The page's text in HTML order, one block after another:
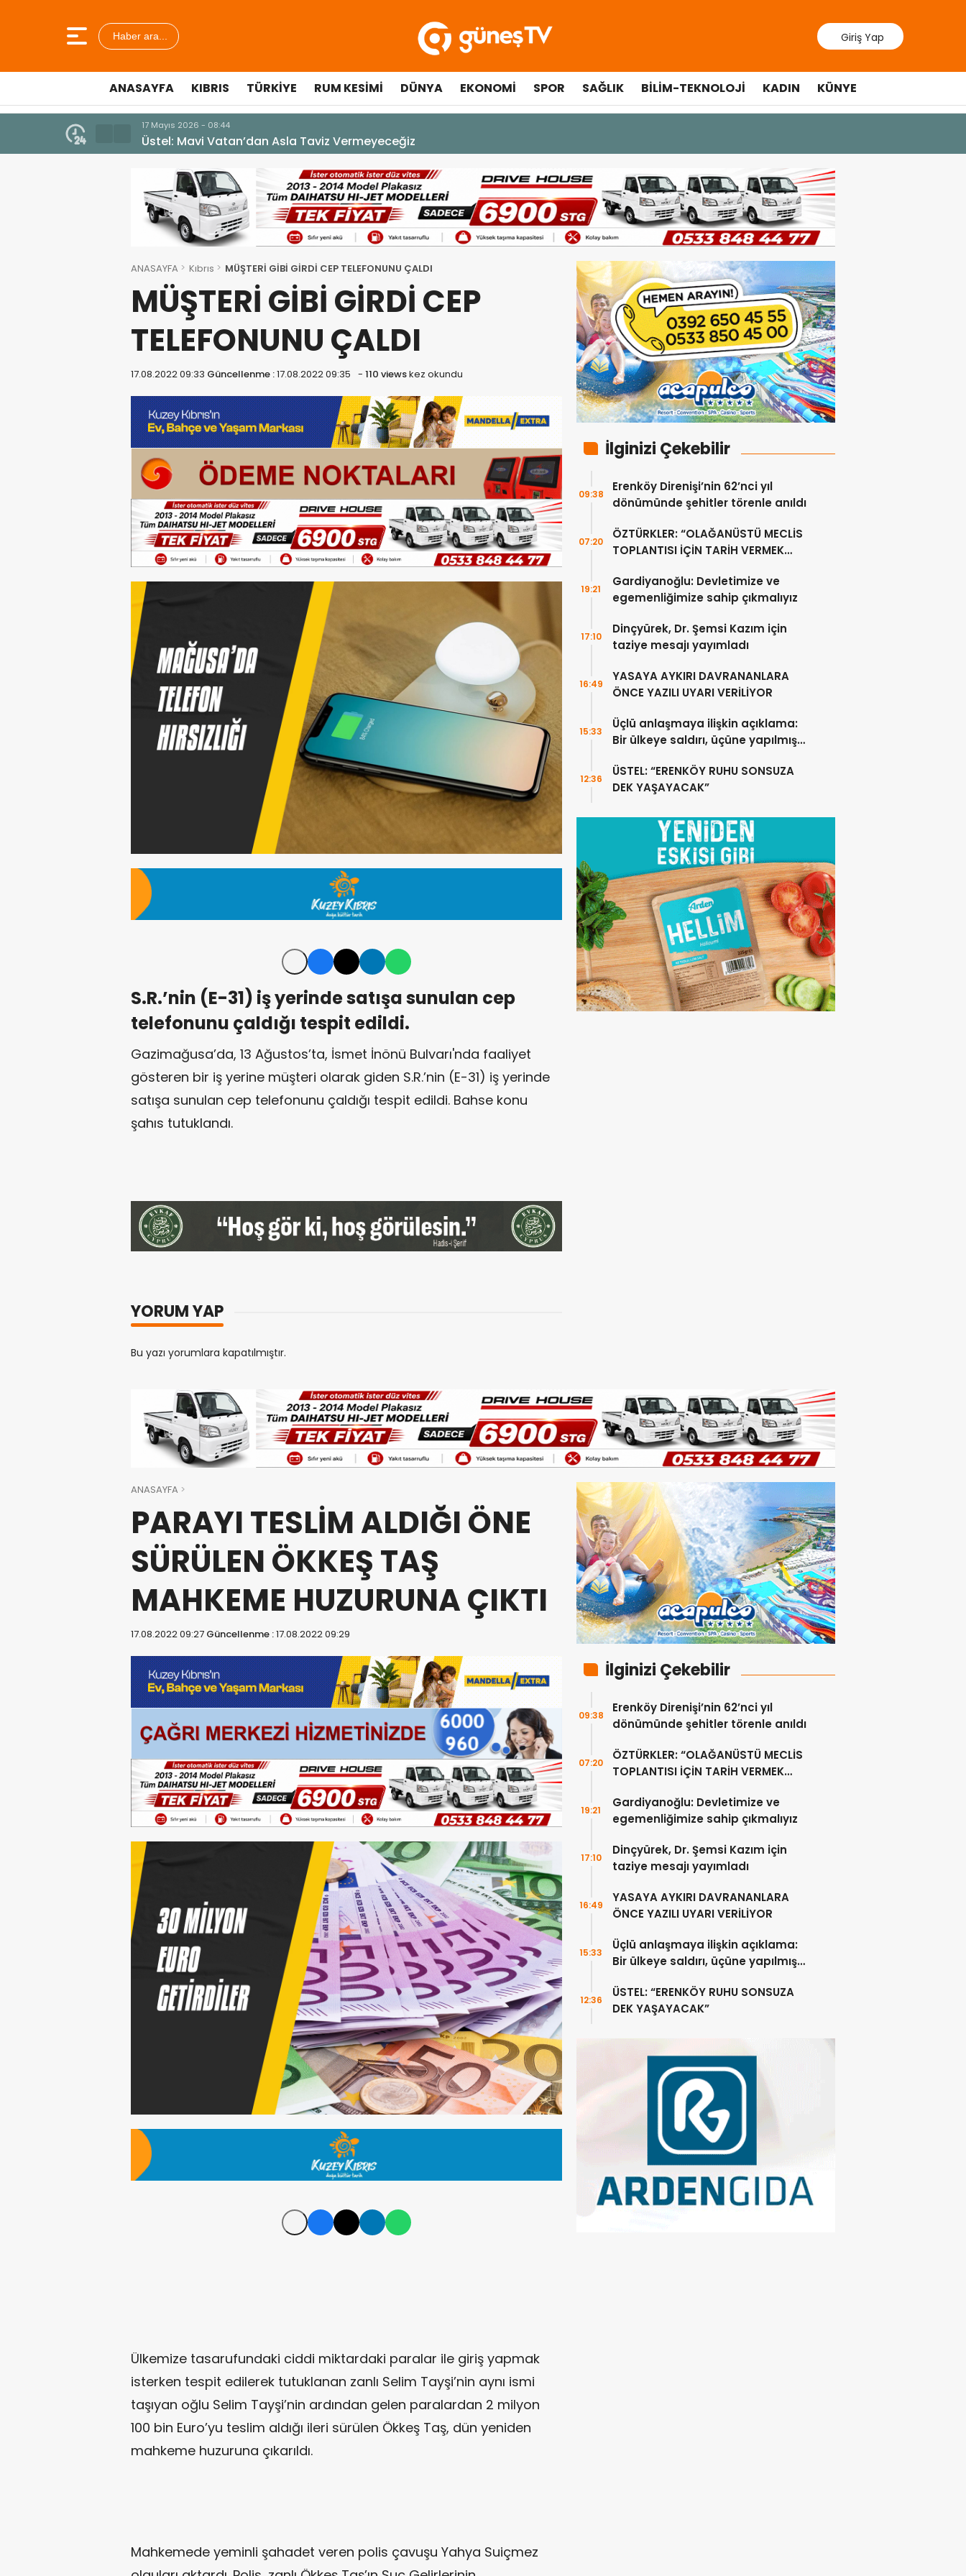
Haber ara... Giriş Yap
ANASAYFA KIBRIS TÜRKIYE RUM KESIMI DÜNYA EKONOMI SPOR SAĞLIK BILIM-TEKNOLOJI KADIN KÜNYE
7 Ağustos 2026 - 12:36
ÜSTEL: “ERENKÖY RUHU SONSUZA DEK YAŞAYACAK”
ANASAYFA Kıbrıs MÜŞTERİ GİBİ GİRDİ CEP TELEFONUNU ÇALDI
MÜŞTERİ GİBİ GİRDİ CEP
TELEFONUNU ÇALDI
17.08.2022 09:33 Güncellenme :17.08.2022 09:35 - 110 viewskez okundu
S.R.’nin (E-31) iş yerinde satışa sunulan cep
telefonunu çaldığı tespit edildi.
Gazimağusa’da, 13 Ağustos’ta, İsmet İnönü Bulvarı'nda faaliyet
gösteren bir iş yerine müşteri olarak giden S.R.’nin (E-31) iş yerinde
satışa sunulan cep telefonunu çaldığı tespit edildi. Bahse konu
şahıs tutuklandı.
YORUM YAP
Bu yazı yorumlara kapatılmıştır.
İlginizi Çekebilir
Erenköy Direnişi’nin 62’nci yıl
dönümünde şehitler törenle anıldı
09:38
ÖZTÜRKLER: “OLAĞANÜSTÜ MECLİS
TOPLANTISI İÇİN TARİH VERMEK
07:20
Gardiyanoğlu: Devletimize ve
egemenliğimize sahip çıkmalıyız
19:21
Dinçyürek, Dr. Şemsi Kazım için
taziye mesajı yayımladı
17:10
YASAYA AYKIRI DAVRANANLARA
ÖNCE YAZILI UYARI VERİLİYOR
16:49
Üçlü anlaşmaya ilişkin açıklama:
Bir ülkeye saldırı, üçüne yapılmış
15:33
ÜSTEL: “ERENKÖY RUHU SONSUZA
DEK YAŞAYACAK”
12:36
ANASAYFA
PARAYI TESLİM ALDIĞI ÖNE
SÜRÜLEN ÖKKEŞ TAŞ
MAHKEME HUZURUNA ÇIKTI
17.08.2022 09:27 Güncellenme :17.08.2022 09:29
Ülkemize tasarufundaki ciddi miktardaki paralar ile giriş yapmak
isterken tespit edilerek tutuklanan zanlı Selim Tayşi’nin aynı ismi
taşıyan oğlu Selim Tayşi’nin ardından gelen paralardan 2 milyon
100 bin Euro’yu teslim aldığı ileri sürülen Ökkeş Taş, dün yeniden
mahkeme huzuruna çıkarıldı.
Mahkemede yeminli şahadet veren polis çavuşu Yahya Suiçmez
İlginizi Çekebilir
Erenköy Direnişi’nin 62’nci yıl
dönümünde şehitler törenle anıldı
09:38
ÖZTÜRKLER: “OLAĞANÜSTÜ MECLİS
TOPLANTISI İÇİN TARİH VERMEK
07:20
Gardiyanoğlu: Devletimize ve
egemenliğimize sahip çıkmalıyız
19:21
Dinçyürek, Dr. Şemsi Kazım için
taziye mesajı yayımladı
17:10
YASAYA AYKIRI DAVRANANLARA
ÖNCE YAZILI UYARI VERİLİYOR
16:49
Üçlü anlaşmaya ilişkin açıklama:
Bir ülkeye saldırı, üçüne yapılmış
15:33
ÜSTEL: “ERENKÖY RUHU SONSUZA
DEK YAŞAYACAK”
12:36